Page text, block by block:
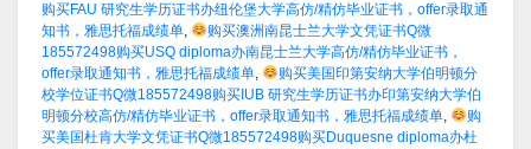
购买FAU 研究生学历证书办纽伦堡大学高仿/精仿毕业证书，offer录取通
知书，雅思托福成绩单,
购买澳洲南昆士兰大学文凭证书Q微
185572498购买USQ diploma办南昆士兰大学高仿/精仿毕业证书，
offer录取通知书，雅思托福成绩单,
购买美国印第安纳大学伯明顿分
校学位证书Q微185572498购买IUB 研究生学历证书办印第安纳大学伯
明顿分校高仿/精仿毕业证书，offer录取通知书，雅思托福成绩单,
购
买美国杜肯大学文凭证书Q微185572498购买Duquesne diploma办杜